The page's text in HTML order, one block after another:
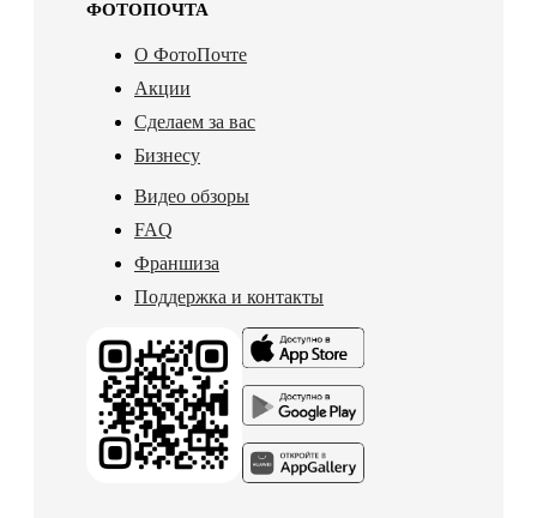
ФОТОПОЧТА
О ФотоПочте
Акции
Сделаем за вас
Бизнесу
Видео обзоры
FAQ
Франшиза
Поддержка и контакты